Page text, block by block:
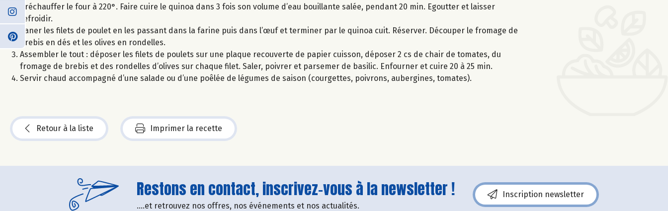
Préchauffer le four à 220°. Faire cuire le quinoa dans 3 fois son volume d’eau bouillante salée, pendant 20 min. Egoutter et laisser
refroidir.
Paner les filets de poulet en les passant dans la farine puis dans l’œuf et terminer par le quinoa cuit. Réserver. Découper le fromage de
brebis en dés et les olives en rondelles.
Assembler le tout : déposer les filets de poulets sur une plaque recouverte de papier cuisson, déposer 2 cs de chair de tomates, du
fromage de brebis et des rondelles d’olives sur chaque filet. Saler, poivrer et parsemer de basilic. Enfourner et cuire 20 à 25 min.
Servir chaud accompagné d’une salade ou d’une poêlée de légumes de saison (courgettes, poivrons, aubergines, tomates).
Retour à la liste Imprimer la recette
Restons en contact, inscrivez-vous à la newsletter !
....et retrouvez nos offres, nos événements et nos actualités.
Inscription newsletter